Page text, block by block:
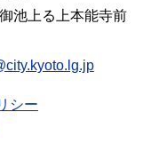
池上る上本能寺前
シー